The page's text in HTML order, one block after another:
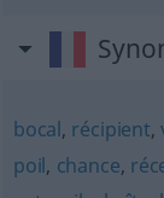
bocal, récipient,
poil, chance,